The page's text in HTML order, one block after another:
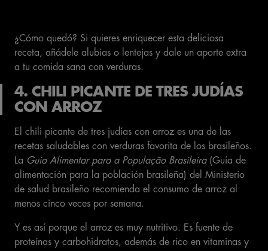
¿Cómo quedó? Si quieres enriquecer esta deliciosa
receta, añádele alubias o lentejas y dale un aporte extra
a tu comida sana con verduras.
4. CHILI PICANTE DE TRES JUDÍAS
CON ARROZ
El chili picante de tres judías con arroz es una de las
recetas saludables con verduras favorita de los brasileños.
La Guia Alimentar para a População Brasileira(Guía de
alimentación para la población brasileña) del Ministerio
de salud brasileño recomienda el consumo de arroz al
menos cinco veces por semana.
Y es así porque el arroz es muy nutritivo. Es fuente de
proteínas y carbohidratos, además de rico en vitaminas y